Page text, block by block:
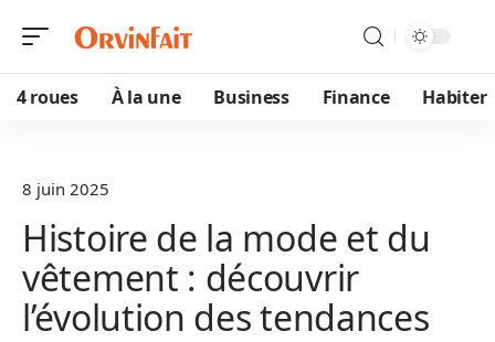
4 roues À la une Business Finance Habiter
8 juin 2025
Histoire de la mode et du
vêtement : découvrir
l’évolution des tendances